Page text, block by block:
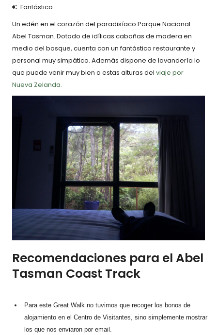
€. Fantástico.
Un edén en el corazón del paradisíaco Parque Nacional
Abel Tasman. Dotado de idílicas cabañas de madera en
medio del bosque, cuenta con un fantástico restaurante y
personal muy simpático. Además dispone de lavandería lo
que puede venir muy bien a estas alturas del viaje por
Nueva Zelanda.
Recomendaciones para el Abel
Tasman Coast Track
Para este Great Walk no tuvimos que recoger los bonos de
alojamiento en el Centro de Visitantes, sino simplemente mostrar
los que nos enviaron por email.